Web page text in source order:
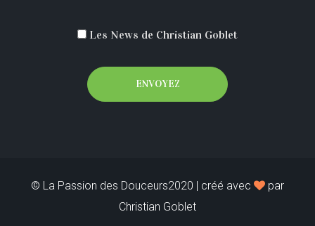
Les News de Christian Goblet
© La Passion des Douceurs2020 | créé avec
par
Christian Goblet